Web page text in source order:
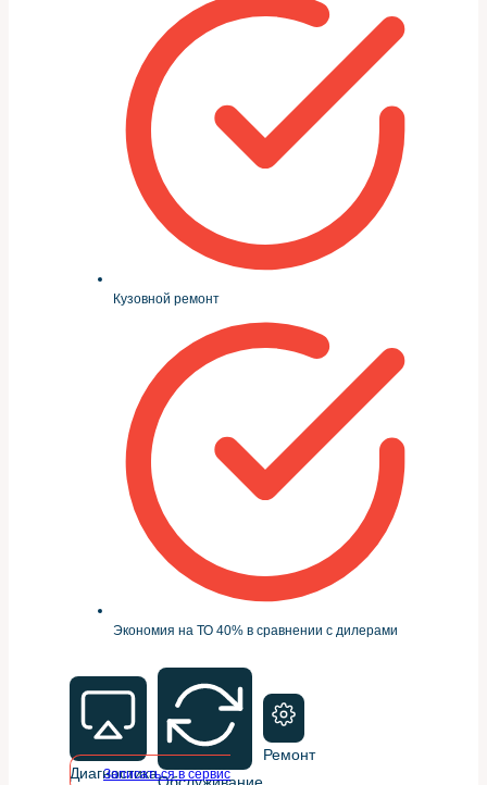
Кузовной ремонт
Экономия на ТО 40% в сравнении с дилерами
ДиагностикаОбслуживание
Ремонт
Записаться в сервис